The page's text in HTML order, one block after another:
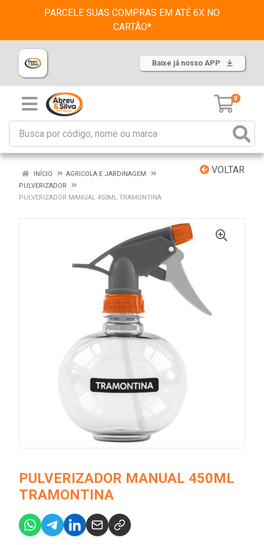
PARCELE SUAS COMPRAS EM ATÉ 6X NO
CARTÃO*
Baixe já nosso APP
0
VOLTAR
INÍCIO
AGRICOLA E JARDINAGEM
PULVERIZADOR
PULVERIZADOR MANUAL 450ML TRAMONTINA
PULVERIZADOR MANUAL 450ML
TRAMONTINA